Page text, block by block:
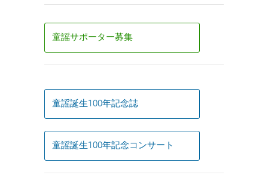
童謡サポーター募集
童謡誕生100年記念誌
童謡誕生100年記念コンサート